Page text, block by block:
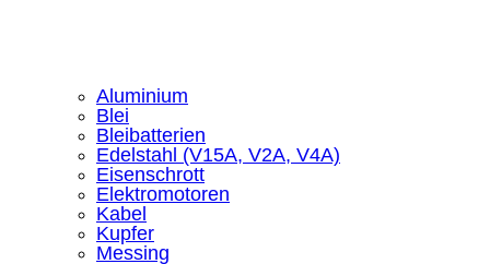
Aluminium
Blei
Bleibatterien
Edelstahl (V15A, V2A, V4A)
Eisenschrott
Elektromotoren
Kabel
Kupfer
Messing